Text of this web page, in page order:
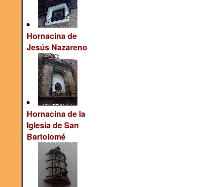
Hornacina de
Jesús Nazareno
Hornacina de la
Iglesia de San
Bartolomé